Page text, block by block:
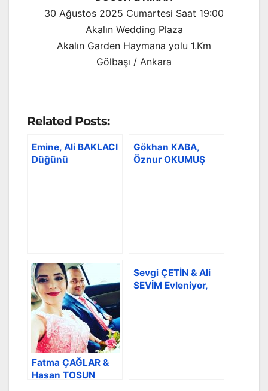
30 Ağustos 2025 Cumartesi Saat 19:00
Akalın Wedding Plaza
Akalın Garden Haymana yolu 1.Km
Gölbaşı / Ankara
Related Posts:
Emine, Ali BAKLACI
Düğünü
Gökhan KABA,
Öznur OKUMUŞ
Fatma ÇAĞLAR &
Hasan TOSUN
Sevgi ÇETİN & Ali
SEVİM Evleniyor,